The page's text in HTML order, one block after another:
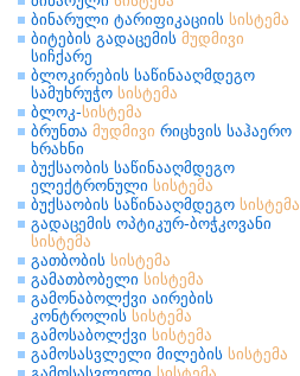
ბინარული ტარიფიკაციის სისტემა
ბიტების გადაცემის მუდმივი
სიჩქარე
ბლოკირების საწინააღმდეგო
სამუხრუჭო სისტემა
ბლოკ-სისტემა
ბრუნთა მუდმივი რიცხვის საჰაერო
ხრახნი
ბუქსაობის საწინააღმდეგო
ელექტრონული სისტემა
ბუქსაობის საწინააღმდეგო სისტემა
გადაცემის ოპტიკურ-ბოჭკოვანი
სისტემა
გათბობის სისტემა
გამათბობელი სისტემა
გამონაბოლქვი აირების
კონტროლის სისტემა
გამოსაბოლქვი სისტემა
გამოსასვლელი მილების სისტემა